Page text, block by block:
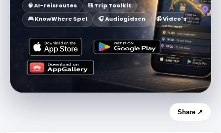
🧠 AI-reisroutes
🎒 Trip Toolkit
🎮 KnowWhere Spel
🎧 Audiogidsen 📹 Video's
Share ↗